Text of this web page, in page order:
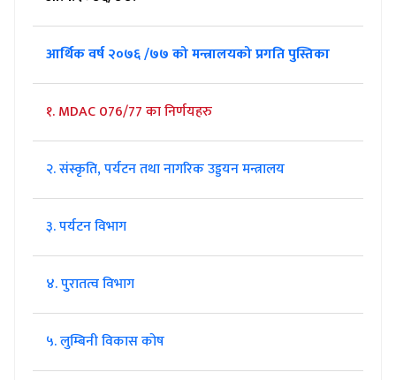
आर्थिक वर्ष २०७६ /७७ को मन्त्रालयको प्रगति पुस्तिका
१. MDAC 076/77 का निर्णयहरु
२. संस्कृति, पर्यटन तथा नागरिक उड्डयन मन्त्रालय
३. पर्यटन विभाग
४. पुरातत्व विभाग
५. लुम्बिनी विकास कोष